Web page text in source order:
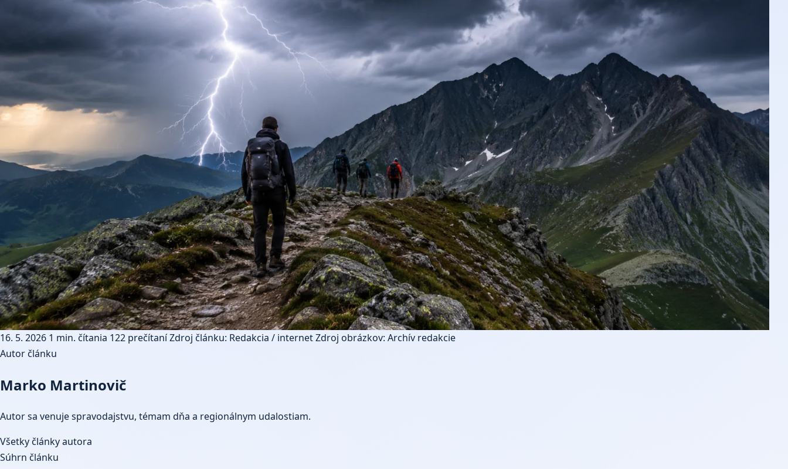
16. 5. 2026 1 min. čítania 122 prečítaníZdroj článku: Redakcia / internetZdroj obrázkov: Archív redakcie
Autor článku
Marko Martinovič
Autor sa venuje spravodajstvu, témam dňa a regionálnym udalostiam.
Všetky články autora
Súhrn článku